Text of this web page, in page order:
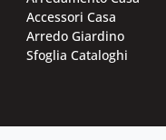
Accessori Casa
Arredo Giardino
Sfoglia Cataloghi